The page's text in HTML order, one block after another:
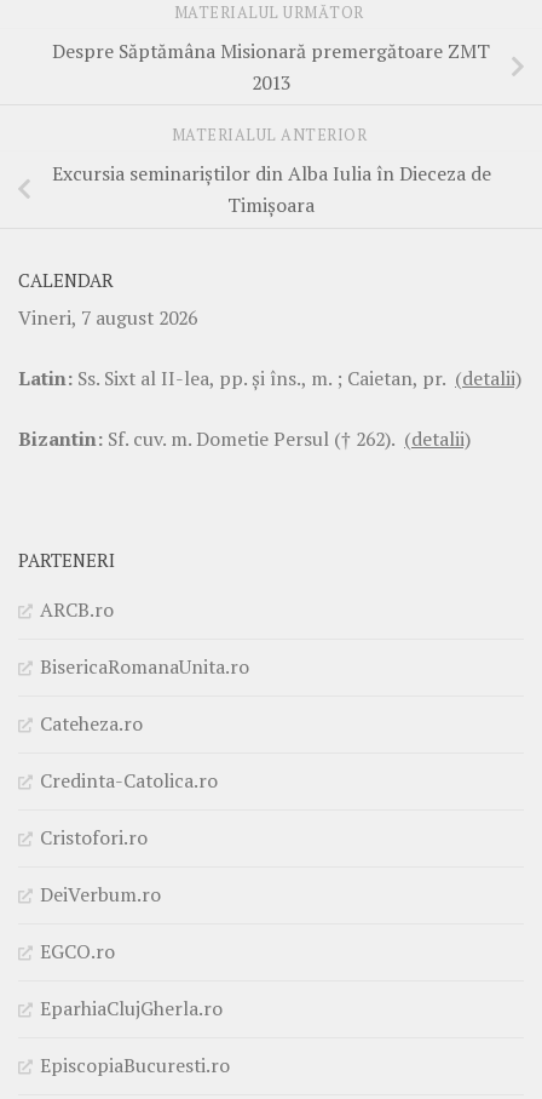
MATERIALUL URMĂTOR
Despre Săptămâna Misionară premergătoare ZMT
2013
MATERIALUL ANTERIOR
Excursia seminariştilor din Alba Iulia în Dieceza de
Timişoara
CALENDAR
Vineri, 7 august 2026
Latin: Ss. Sixt al II-lea, pp. şi îns., m. ; Caietan, pr. (detalii)
Bizantin: Sf. cuv. m. Dometie Persul († 262). (detalii)
PARTENERI
ARCB.ro
BisericaRomanaUnita.ro
Cateheza.ro
Credinta-Catolica.ro
Cristofori.ro
DeiVerbum.ro
EGCO.ro
EparhiaClujGherla.ro
EpiscopiaBucuresti.ro